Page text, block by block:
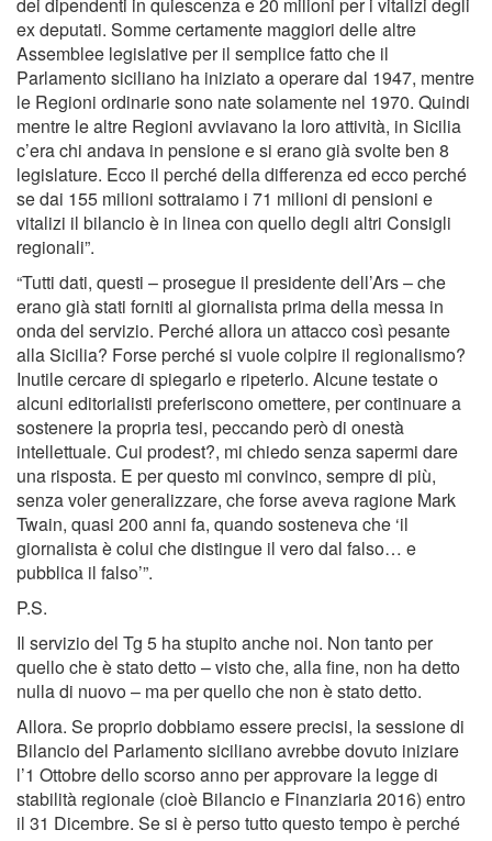
dei dipendenti in quiescenza e 20 milioni per i vitalizi degli
ex deputati. Somme certamente maggiori delle altre
Assemblee legislative per il semplice fatto che il
Parlamento siciliano ha iniziato a operare dal 1947, mentre
le Regioni ordinarie sono nate solamente nel 1970. Quindi
mentre le altre Regioni avviavano la loro attività, in Sicilia
c’era chi andava in pensione e si erano già svolte ben 8
legislature. Ecco il perché della differenza ed ecco perché
se dai 155 milioni sottraiamo i 71 milioni di pensioni e
vitalizi il bilancio è in linea con quello degli altri Consigli
regionali”.
“Tutti dati, questi – prosegue il presidente dell’Ars – che
erano già stati forniti al giornalista prima della messa in
onda del servizio. Perché allora un attacco così pesante
alla Sicilia? Forse perché si vuole colpire il regionalismo?
Inutile cercare di spiegarlo e ripeterlo. Alcune testate o
alcuni editorialisti preferiscono omettere, per continuare a
sostenere la propria tesi, peccando però di onestà
intellettuale. Cui prodest?, mi chiedo senza sapermi dare
una risposta. E per questo mi convinco, sempre di più,
senza voler generalizzare, che forse aveva ragione Mark
Twain, quasi 200 anni fa, quando sosteneva che ‘il
giornalista è colui che distingue il vero dal falso… e
pubblica il falso’”.
P.S.
Il servizio del Tg 5 ha stupito anche noi. Non tanto per
quello che è stato detto – visto che, alla fine, non ha detto
nulla di nuovo – ma per quello che non è stato detto.
Allora. Se proprio dobbiamo essere precisi, la sessione di
Bilancio del Parlamento siciliano avrebbe dovuto iniziare
l’1 Ottobre dello scorso anno per approvare la legge di
stabilità regionale (cioè Bilancio e Finanziaria 2016) entro
il 31 Dicembre. Se si è perso tutto questo tempo è perché